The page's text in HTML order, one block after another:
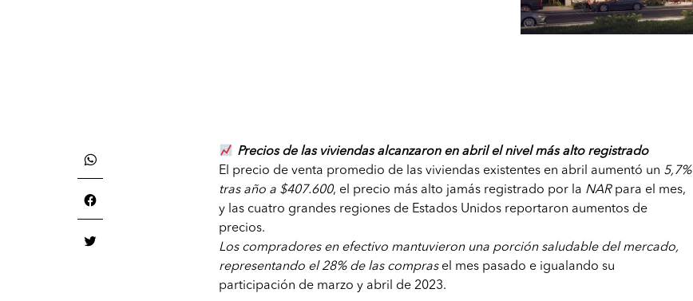
Precios de las viviendas alcanzaron en abril el nivel más alto registrado
El precio de venta promedio de las viviendas existentes en abril aumentó un 5,7%
tras año a $407.600, el precio más alto jamás registrado por la NARpara el mes,
y las cuatro grandes regiones de Estados Unidos reportaron aumentos de
precios.
Los compradores en efectivo mantuvieron una porción saludable del mercado,
representando el 28% de las comprasel mes pasado e igualando su
participación de marzo y abril de 2023.